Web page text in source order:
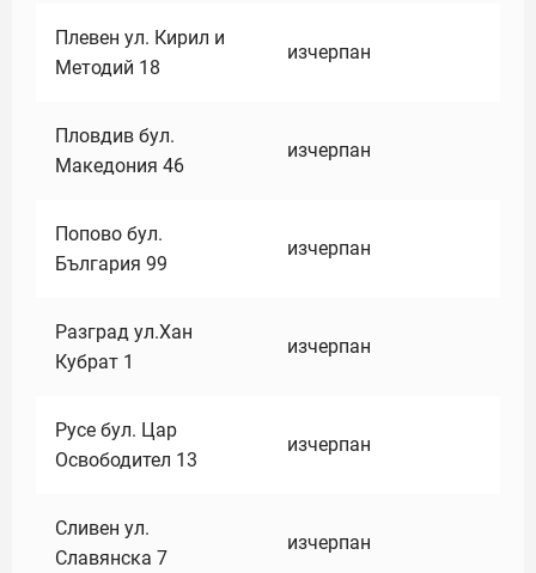
Плевен ул. Кирил и
Методий 18
изчерпан
Пловдив бул.
Македония 46
изчерпан
Попово бул.
България 99
изчерпан
Разград ул.Хан
Кубрат 1
изчерпан
Русе бул. Цар
Освободител 13
изчерпан
Сливен ул.
Славянска 7
изчерпан